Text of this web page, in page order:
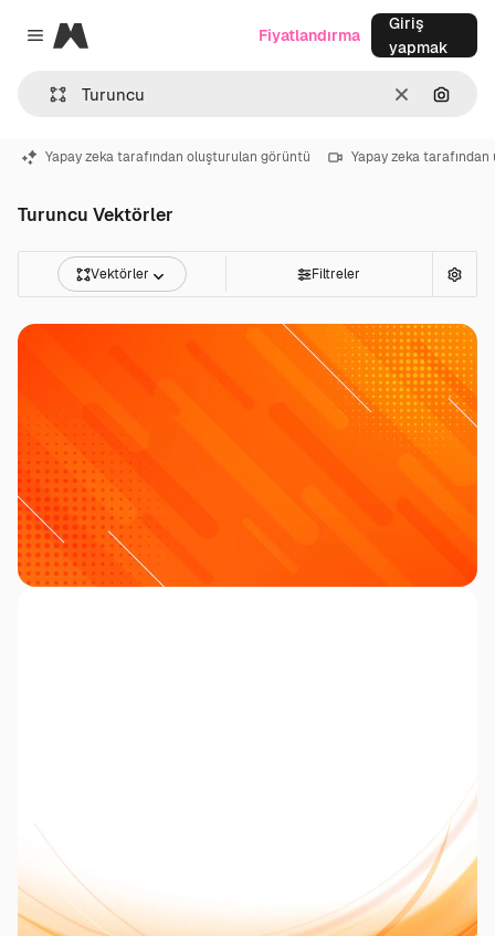
Close menu
Magnific
Temizlemek
Fiyatlandırma
Giriş
yapmak
Yapay zeka tarafından oluşturulan görüntü Yapay zeka
Turuncu Vektörler
Vektörler Filtreler